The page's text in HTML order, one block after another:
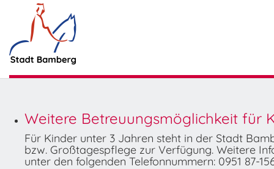
Weitere Betreuungsmöglichkeit für
Für Kinder unter 3 Jahren steht in der Stadt
bzw. Großtagespflege zur Verfügung. Weitere
unter den folgenden Telefonnummern: 0951 87-